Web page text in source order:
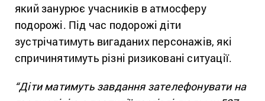
який занурює учасників в атмосферу
подорожі. Під час подорожі діти
зустрічатимуть вигаданих персонажів, які
спричинятимуть різні ризиковані ситуації.
“Діти матимуть завдання зателефонувати на